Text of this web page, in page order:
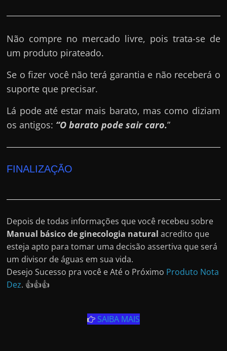
Não compre no mercado livre, pois trata-se de
um produto pirateado.
Se o fizer você não terá garantia e não receberá o
suporte que precisar.
Lá pode até estar mais barato, mas como diziam
os antigos: “O barato pode sair caro.”
FINALIZAÇÃO
Depois de todas informações que você recebeu sobre
Manual básico de ginecologia natural acredito que
esteja apto para tomar uma decisão assertiva que será
um divisor de águas em sua vida.
Desejo Sucesso pra você e Até o Próximo Produto Nota
Dez. 👍👍👍
SAIBA MAIS